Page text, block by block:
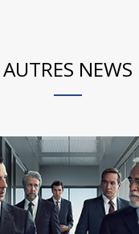
AUTRES NEWS